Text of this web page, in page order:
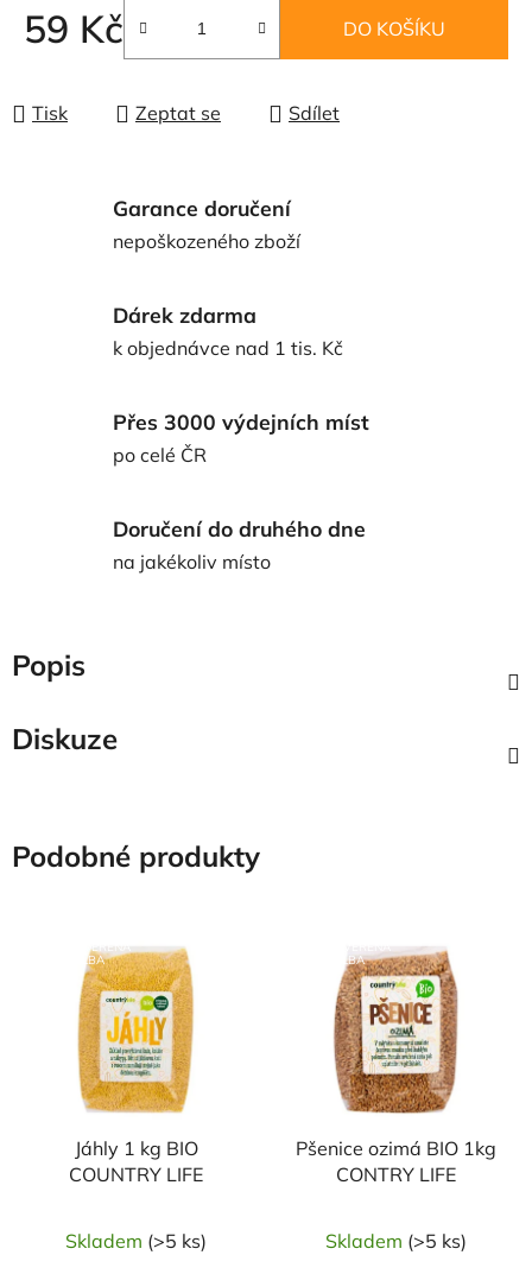
59 Kč
Měrná cena:
DO KOŠÍKU
Tisk Zeptat se Sdílet
Garance doručení
nepoškozeného zboží
Dárek zdarma
k objednávce nad 1 tis. Kč
Přes 3000 výdejních míst
po celé ČR
Doručení do druhého dne
na jakékoliv místo
Popis
Diskuze
Podobné produkty
NAŠE OVĚŘENÁ
VOLBA
Jáhly 1 kg BIO
COUNTRY LIFE
Skladem (>5 ks)
VOLBA
Pšenice ozimá BIO 1kg
CONTRY LIFE
Skladem (>5 ks)